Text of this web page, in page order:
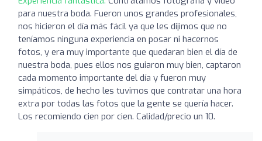
para nuestra boda. Fueron unos grandes profesionales,
nos hicieron el día más fácil ya que les dijimos que no
teníamos ninguna experiencia en posar ni hacernos
fotos, y era muy importante que quedaran bien el día de
nuestra boda, pues ellos nos guiaron muy bien, captaron
cada momento importante del día y fueron muy
simpáticos, de hecho les tuvimos que contratar una hora
extra por todas las fotos que la gente se quería hacer.
Los recomiendo cien por cien. Calidad/precio un 10.